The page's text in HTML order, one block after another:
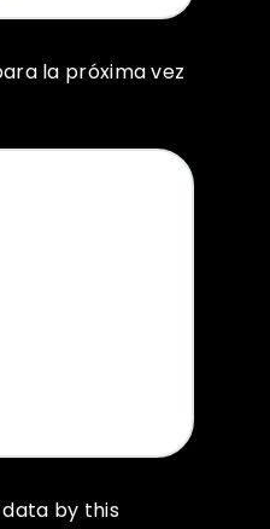
la próxima vez
by this